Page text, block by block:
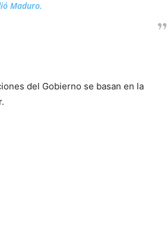
Maduro.
del Gobierno se basan en la